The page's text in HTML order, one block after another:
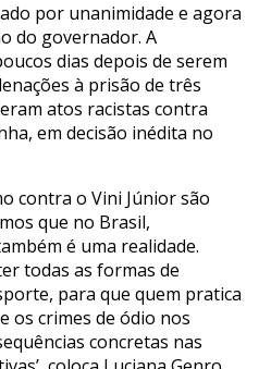
por unanimidade e agora
do governador. A
dias depois de serem
à prisão de três
atos racistas contra
em decisão inédita no
contra o Vini Júnior são
que no Brasil,
é uma realidade.
todas as formas de
para que quem pratica
os crimes de ódio nos
concretas nas